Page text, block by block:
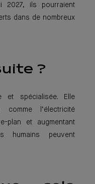
2027, ils pourraient
dans de nombreux
?
et spécialisée. Elle
l’électricité
plan et augmentant
humains peuvent